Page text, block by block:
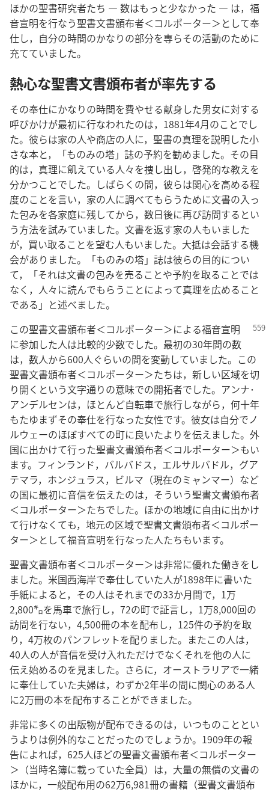
ほかの聖書研究者たち ― 数はもっと少なかった ― は，福
音宣明を行なう聖書文書頒布者＜コルポーター＞として奉
仕し，自分の時間のかなりの部分を専らその活動のために
充てていました。
熱心な聖書文書頒布者が率先する
その奉仕にかなりの時間を費やせる献身した男女に対する
呼びかけが最初に行なわれたのは，1881年4月のことでし
た。彼らは家の人や商店の人に，聖書の真理を説明した小
さな本と，「ものみの塔」誌の予約を勧めました。その目
的は，真理に飢えている人々を捜し出し，啓発的な教えを
分かつことでした。しばらくの間，彼らは関心を高める程
度のことを言い，家の人に調べてもらうために文書の入っ
た包みを各家庭に残してから，数日後に再び訪問するとい
う方法を試みていました。文書を返す家の人もいました
が，買い取ることを望む人もいました。大抵は会話する機
会がありました。「ものみの塔」誌は彼らの目的につい
て，「それは文書の包みを売ることや予約を取ることでは
なく，人々に読んでもらうことによって真理を広めること
である」と述べました。
この聖書文書頒布者＜コルポーター＞による福音宣明
に参加した人は比較的少数でした。最初の30年間の数
は，数人から600人ぐらいの間を変動していました。この
聖書文書頒布者＜コルポーター＞たちは，新しい区域を切
り開くという文字通りの意味での開拓者でした。アンナ･
アンデルセンは，ほとんど自転車で旅行しながら，何十年
もたゆまずその奉仕を行なった女性です。彼女は自分でノ
ルウェーのほぼすべての町に良いたよりを伝えました。外
国に出かけて行った聖書文書頒布者＜コルポーター＞もい
ます。フィンランド，バルバドス，エルサルバドル，グア
テマラ，ホンジュラス，ビルマ（現在のミャンマー）など
の国に最初に音信を伝えたのは，そういう聖書文書頒布者
＜コルポーター＞たちでした。ほかの地域に自由に出かけ
て行けなくても，地元の区域で聖書文書頒布者＜コルポー
ター＞として福音宣明を行なった人たちもいます。
聖書文書頒布者＜コルポーター＞は非常に優れた働きをし
ました。米国西海岸で奉仕していた人が1898年に書いた
手紙によると，その人はそれまでの33か月間で，1万
2,800㌔を馬車で旅行し，72の町で証言し，1万8,000回の
訪問を行ない，4,500冊の本を配布し，125件の予約を取
り，4万枚のパンフレットを配りました。またこの人は，
40人の人が音信を受け入れただけでなくそれを他の人に
伝え始めるのを見ました。さらに，オーストラリアで一緒
に奉仕していた夫婦は，わずか2年半の間に関心のある人
に2万冊の本を配布することができました。
非常に多くの出版物が配布できるのは，いつものこととい
うよりは例外的なことだったのでしょうか。1909年の報
告によれば，625人ほどの聖書文書頒布者＜コルポーター
＞（当時名簿に載っていた全員）は，大量の無償の文書の
ほかに，一般配布用の62万6,981冊の書籍（聖書文書頒布